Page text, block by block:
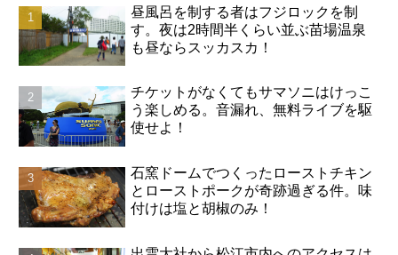
昼風呂を制する者はフジロックを制
す。夜は2時間半くらい並ぶ苗場温泉
も昼ならスッカスカ！
チケットがなくてもサマソニはけっこ
う楽しめる。音漏れ、無料ライブを駆
使せよ！
石窯ドームでつくったローストチキン
とローストポークが奇跡過ぎる件。味
付けは塩と胡椒のみ！